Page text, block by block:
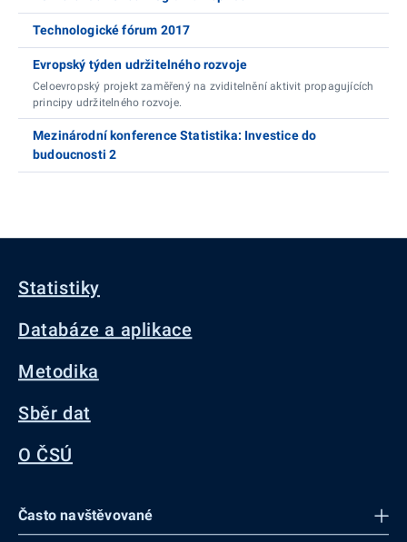
Technologické fórum 2017
Evropský týden udržitelného rozvoje
Celoevropský projekt zaměřený na zviditelnění aktivit propagujících
principy udržitelného rozvoje.
Mezinárodní konference Statistika: Investice do
budoucnosti 2
Statistiky
Databáze a aplikace
Metodika
Sběr dat
O ČSÚ
Často navštěvované